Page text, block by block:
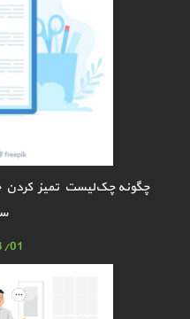
چگونه چک‌لیست تمیز کردن
01